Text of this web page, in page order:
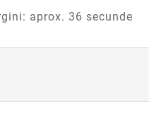
aprox. 36 secunde